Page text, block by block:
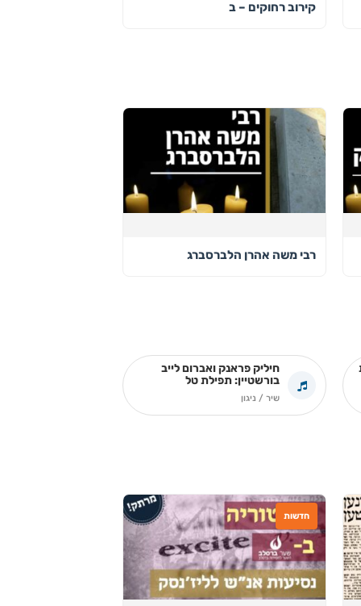
קירוב רחוקים – ב
רבי משה אהרן הלברסברג
חיליק פראנק ואברום לייב
בורשטיין: תפילת טל
שיר / ניגון
חדשות